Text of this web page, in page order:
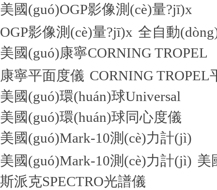
美國(guó)OGP影像測(cè)量?jī)x
OGP影像測(cè)量?jī)x 全自動
美國(guó)康寧CORNING TROPEL
康寧平面度儀 CORNING TROPEL
美國(guó)環(huán)球Universal
美國(guó)環(huán)球同心度儀
美國(guó)Mark-10測(cè)力計(jì)
美國(guó)Mark-10測(cè)力計(jì) 美
斯派克SPECTRO光譜儀